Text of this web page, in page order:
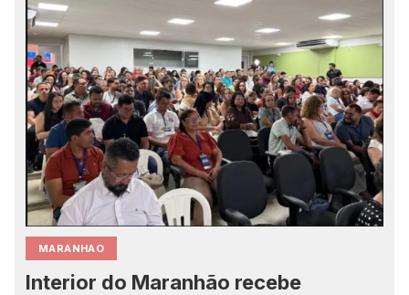
MARANHAO
Interior do Maranhão recebe